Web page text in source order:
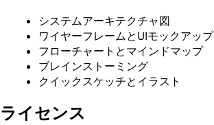
システムアーキテクチャ図
ワイヤーフレームとUIモックアップ
フローチャートとマインドマップ
ブレインストーミング
クイックスケッチとイラスト
ライセンス